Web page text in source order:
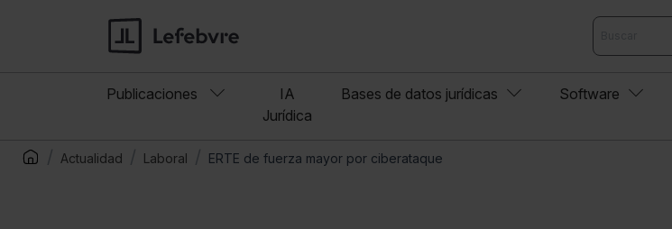
Publicaciones
IA
Jurídica
Bases de datos jurídicas Software
Actualidad Laboral ERTE de fuerza mayor por ciberataque